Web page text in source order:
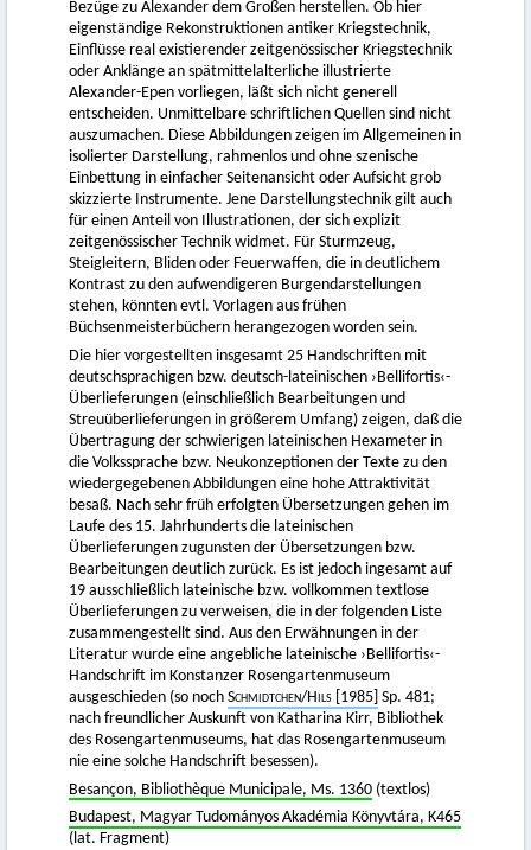
Bezüge zu Alexander dem Großen herstellen. Ob hier
eigenständige Rekonstruktionen antiker Kriegstechnik,
Einflüsse real existierender zeitgenössischer Kriegstechnik
oder Anklänge an spätmittelalterliche illustrierte
Alexander-Epen vorliegen, läßt sich nicht generell
entscheiden. Unmittelbare schriftlichen Quellen sind nicht
auszumachen. Diese Abbildungen zeigen im Allgemeinen in
isolierter Darstellung, rahmenlos und ohne szenische
Einbettung in einfacher Seitenansicht oder Aufsicht grob
skizzierte Instrumente. Jene Darstellungstechnik gilt auch
für einen Anteil von Illustrationen, der sich explizit
zeitgenössischer Technik widmet. Für Sturmzeug,
Steigleitern, Bliden oder Feuerwaffen, die in deutlichem
Kontrast zu den aufwendigeren Burgendarstellungen
stehen, könnten evtl. Vorlagen aus frühen
Büchsenmeisterbüchern herangezogen worden sein.
Die hier vorgestellten insgesamt 25 Handschriften mit
deutschsprachigen bzw. deutsch-lateinischen ›Bellifortis‹-
Überlieferungen (einschließlich Bearbeitungen und
Streuüberlieferungen in größerem Umfang) zeigen, daß die
Übertragung der schwierigen lateinischen Hexameter in
die Volkssprache bzw. Neukonzeptionen der Texte zu den
wiedergegebenen Abbildungen eine hohe Attraktivität
besaß. Nach sehr früh erfolgten Übersetzungen gehen im
Laufe des 15. Jahrhunderts die lateinischen
Überlieferungen zugunsten der Übersetzungen bzw.
Bearbeitungen deutlich zurück. Es ist jedoch ingesamt auf
19 ausschließlich lateinische bzw. vollkommen textlose
Überlieferungen zu verweisen, die in der folgenden Liste
zusammengestellt sind. Aus den Erwähnungen in der
Literatur wurde eine angebliche lateinische ›Bellifortis‹-
Handschrift im Konstanzer Rosengartenmuseum
ausgeschieden (so noch Schmidtchen/Hils [1985] Sp. 481;
nach freundlicher Auskunft von Katharina Kirr, Bibliothek
des Rosengartenmuseums, hat das Rosengartenmuseum
nie eine solche Handschrift besessen).
Besançon, Bibliothèque Municipale, Ms. 1360 (textlos)
Budapest, Magyar Tudományos Akadémia Könyvtára, K465
(lat. Fragment)